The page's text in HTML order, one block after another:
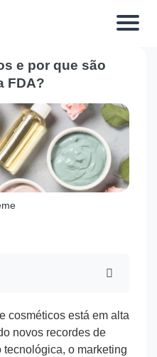
Toggle
e por que são
FDA?
cosméticos está em alta
novos recordes de
tecnológica, o marketing